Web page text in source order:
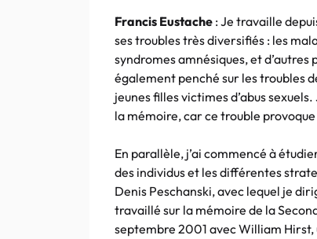
Francis Eustache : Je travaille
ses troubles très diversifiés : les
syndromes amnésiques, et
également penché sur les troubles
jeunes filles victimes d’abus
la mémoire, car ce trouble
En parallèle, j’ai commencé à
des individus et les différentes
Denis Peschanski, avec lequel je
travaillé sur la mémoire de la
septembre 2001 avec William Hirst,